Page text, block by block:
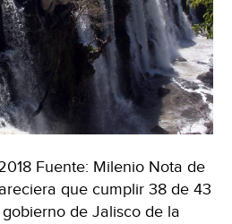
Fuente: Milenio Nota de
que cumplir 38 de 43
de Jalisco de la